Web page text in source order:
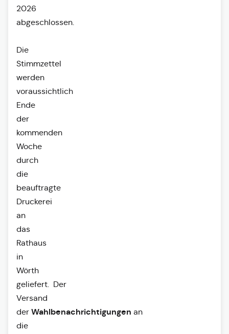
2026
abgeschlossen.
Die
Stimmzettel
werden
voraussichtlich
Ende
der
kommenden
Woche
durch
die
beauftragte
Druckerei
an
das
Rathaus
in
Wörth
geliefert. Der
Versand
der Wahlbenachrichtigungen an
die